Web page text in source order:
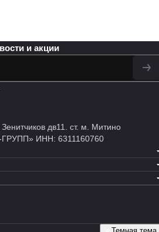
и акции
дв11. ст. м. Митино
ИНН: 6311160760